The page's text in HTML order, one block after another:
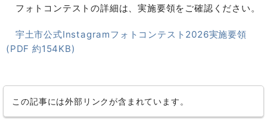
フォトコンテストの詳細は、実施要領をご確認ください。
宇土市公式Instagramフォトコンテスト2026実施要領
(PDF 約154KB)
この記事には外部リンクが含まれています。